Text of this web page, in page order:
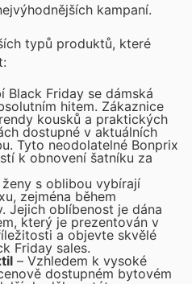
kampaní.
typů produktů, které
Black Friday se dámská
hitem. Zákaznice
kousků a praktických
dostupné v aktuálních
Tyto neodolatelné Bonprix
k obnovení šatníku za
s oblibou vybírají
zejména během
Jejich oblíbenost je dána
který je prezentován v
a objevte skvělé
Friday sales.
– Vzhledem k vysoké
dostupném bytovém